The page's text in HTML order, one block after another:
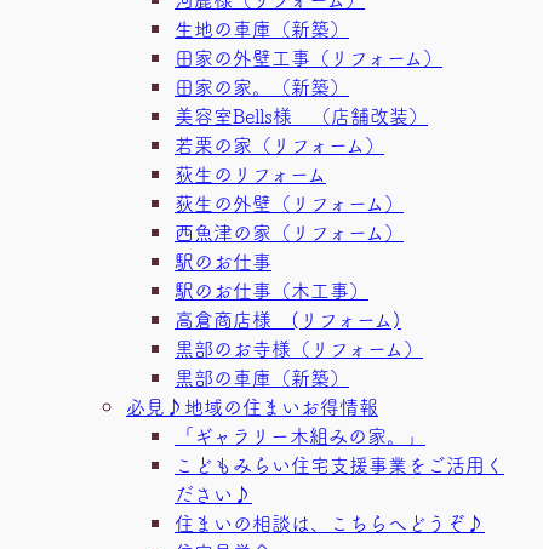
生地の車庫（新築）
田家の外壁工事（リフォーム）
田家の家。（新築）
美容室Bells様 （店舗改装）
若栗の家（リフォーム）
荻生のリフォーム
荻生の外壁（リフォーム）
西魚津の家（リフォーム）
駅のお仕事
駅のお仕事（木工事）
高倉商店様 (リフォーム)
黒部のお寺様（リフォーム）
黒部の車庫（新築）
必見♪地域の住まいお得情報
「ギャラリー木組みの家。」
こどもみらい住宅支援事業をご活用く
ださい♪
住まいの相談は、こちらへどうぞ♪